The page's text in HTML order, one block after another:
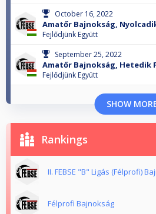
October 16, 2022
Amatőr Bajnokság,
Fejlődjünk Együtt
September 25, 2022
Amatőr Bajnokság, Hetedik
Fejlődjünk Együtt
SHOW
Rankings
II. FEBSE "B" Ligás (Félprofi)
Félprofi Bajnokság